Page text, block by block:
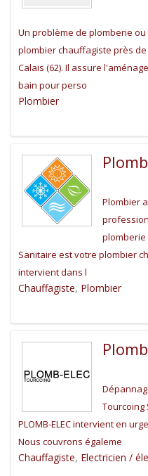
Un problème de plomberie ou
plombier chauffagiste près
Calais (62). Il assure
bain pour perso
Plombier
Plombier
plomberie
Sanitaire est votre plombier
intervient dans l
Chauffagiste, Plombier
Tourcoing
PLOMB-ELEC intervient en
Nous couvrons égaleme
Chauffagiste, Electricien /